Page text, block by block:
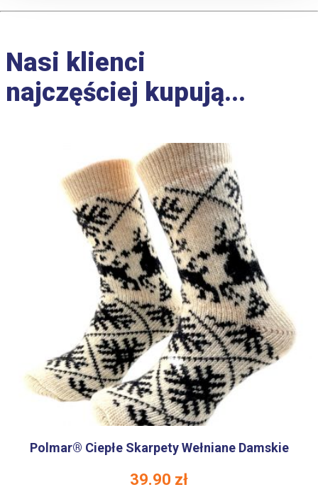
Nasi klienci
najczęściej kupują...
Polmar® Ciepłe Skarpety Wełniane Damskie
39.90 zł